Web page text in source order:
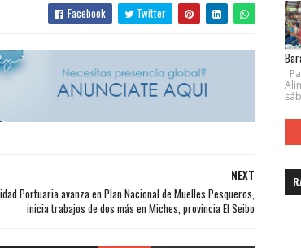
Facebook Twitter
NEXT
Portuaria avanza en Plan Nacional de Muelles Pesqueros,
inicia trabajos de dos más en Miches, provincia El Seibo